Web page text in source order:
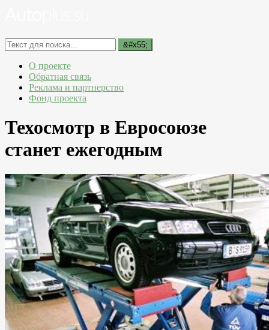
О проекте
Обратная связь
Реклама и партнерство
Фонд проекта
Техосмотр в Евросоюзе
станет ежегодным